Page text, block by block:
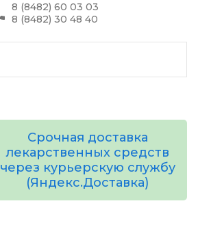
8 (8482) 60 03 03
8 (8482) 30 48 40
Срочная доставка
лекарственных средств
через курьерскую службу
(Яндекс.Доставка)